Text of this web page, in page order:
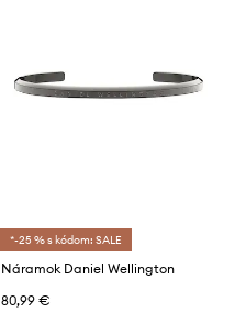
*-25 % s kódom: SALE
Náramok Daniel Wellington
80,99 €